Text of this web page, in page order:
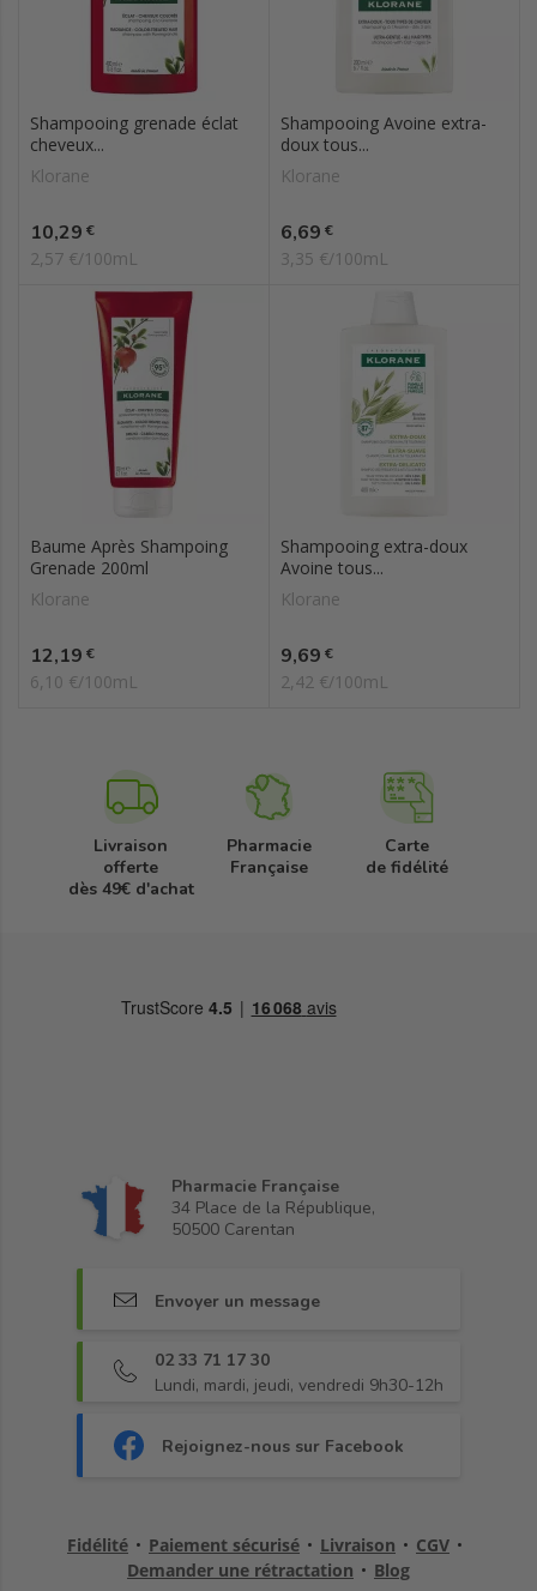
Shampooing grenade éclat
cheveux...
Klorane
Prix
10,29 €
2,57 €/100mL
Shampooing Avoine extra-
doux tous...
Klorane
Prix
6,69 €
3,35 €/100mL
Baume Après Shampoing
Grenade 200ml
Klorane
Prix
12,19 €
6,10 €/100mL
Shampooing extra-doux
Avoine tous...
Klorane
Prix
9,69 €
2,42 €/100mL
Livraison
offerte
dès 49€ d'achat
Pharmacie
Française
Carte
de fidélité
Pharmacie Française
34 Place de la République,
50500 Carentan
Envoyer un message
02 33 71 17 30
Lundi, mardi, jeudi, vendredi 9h30-12h
Rejoignez-nous sur Facebook
Fidélité • Paiement sécurisé • Livraison • CGV •
Demander une rétractation • Blog